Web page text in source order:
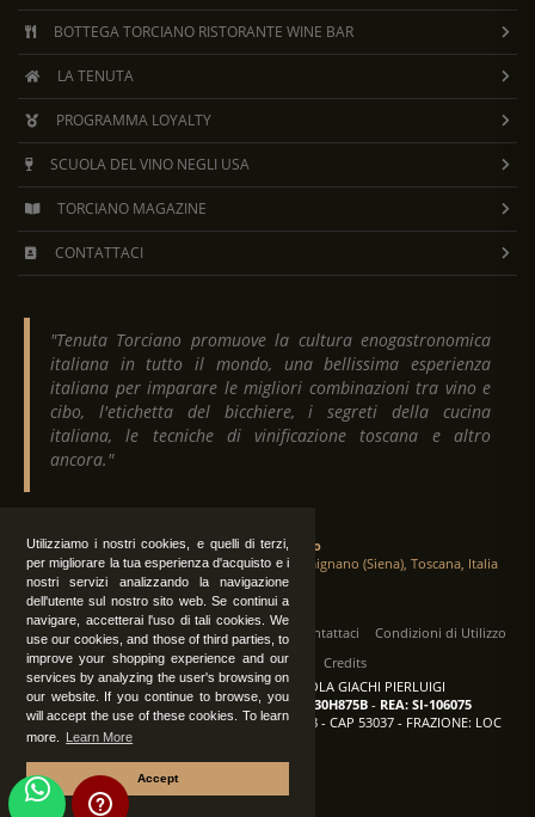
Utilizziamo i nostri cookies, e quelli di terzi,
per migliorare la tua esperienza d'acquisto e i
nostri servizi analizzando la navigazione
dell'utente sul nostro sito web. Se continui a
navigare, accetterai l'uso di tali cookies. We
use our cookies, and those of third parties, to
improve your shopping experience and our
services by analyzing the user's browsing on
our website. If you continue to browse, you
will accept the use of these cookies. To learn
more.
Learn More
Accept
BOTTEGA TORCIANO RISTORANTE WINE BAR
LA TENUTA
PROGRAMMA LOYALTY
SCUOLA DEL VINO NEGLI USA
TORCIANO MAGAZINE
CONTATTACI
"Tenuta Torciano promuove la cultura enogastronomica
italiana in tutto il mondo, una bellissima esperienza
italiana per imparare le migliori combinazioni tra vino e
cibo, l'etichetta del bicchiere, i segreti della cucina
italiana, le tecniche di vinificazione toscana e altro
ancora."
Tenuta Torciano
Via Crocetta 16, Loc. Ulignano 53037 San Gimignano (Siena), Toscana, Italia
Tutti i diritti sono riservati | Operatori Contattaci
Condizioni di Utilizzo
Privacy
Albo Fornitori
Credits
TENUTA TORCIANO AZIENDA AGRICOLA GIACHI PIERLUIGI
P.IVA: IT00375840527 -C.F.: GCHPLG62C30H875B- REA: SI-106075
Sede: SAN GIMIGNANO (SI) - VIA CROCETTA 18 - CAP 53037 - FRAZIONE: LOC